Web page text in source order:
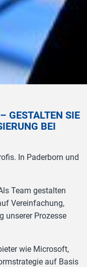
GESTALTEN SIE
BEI
In Paderborn und
Team gestalten
Vereinfachung,
unserer Prozesse
wie Microsoft,
auf Basis